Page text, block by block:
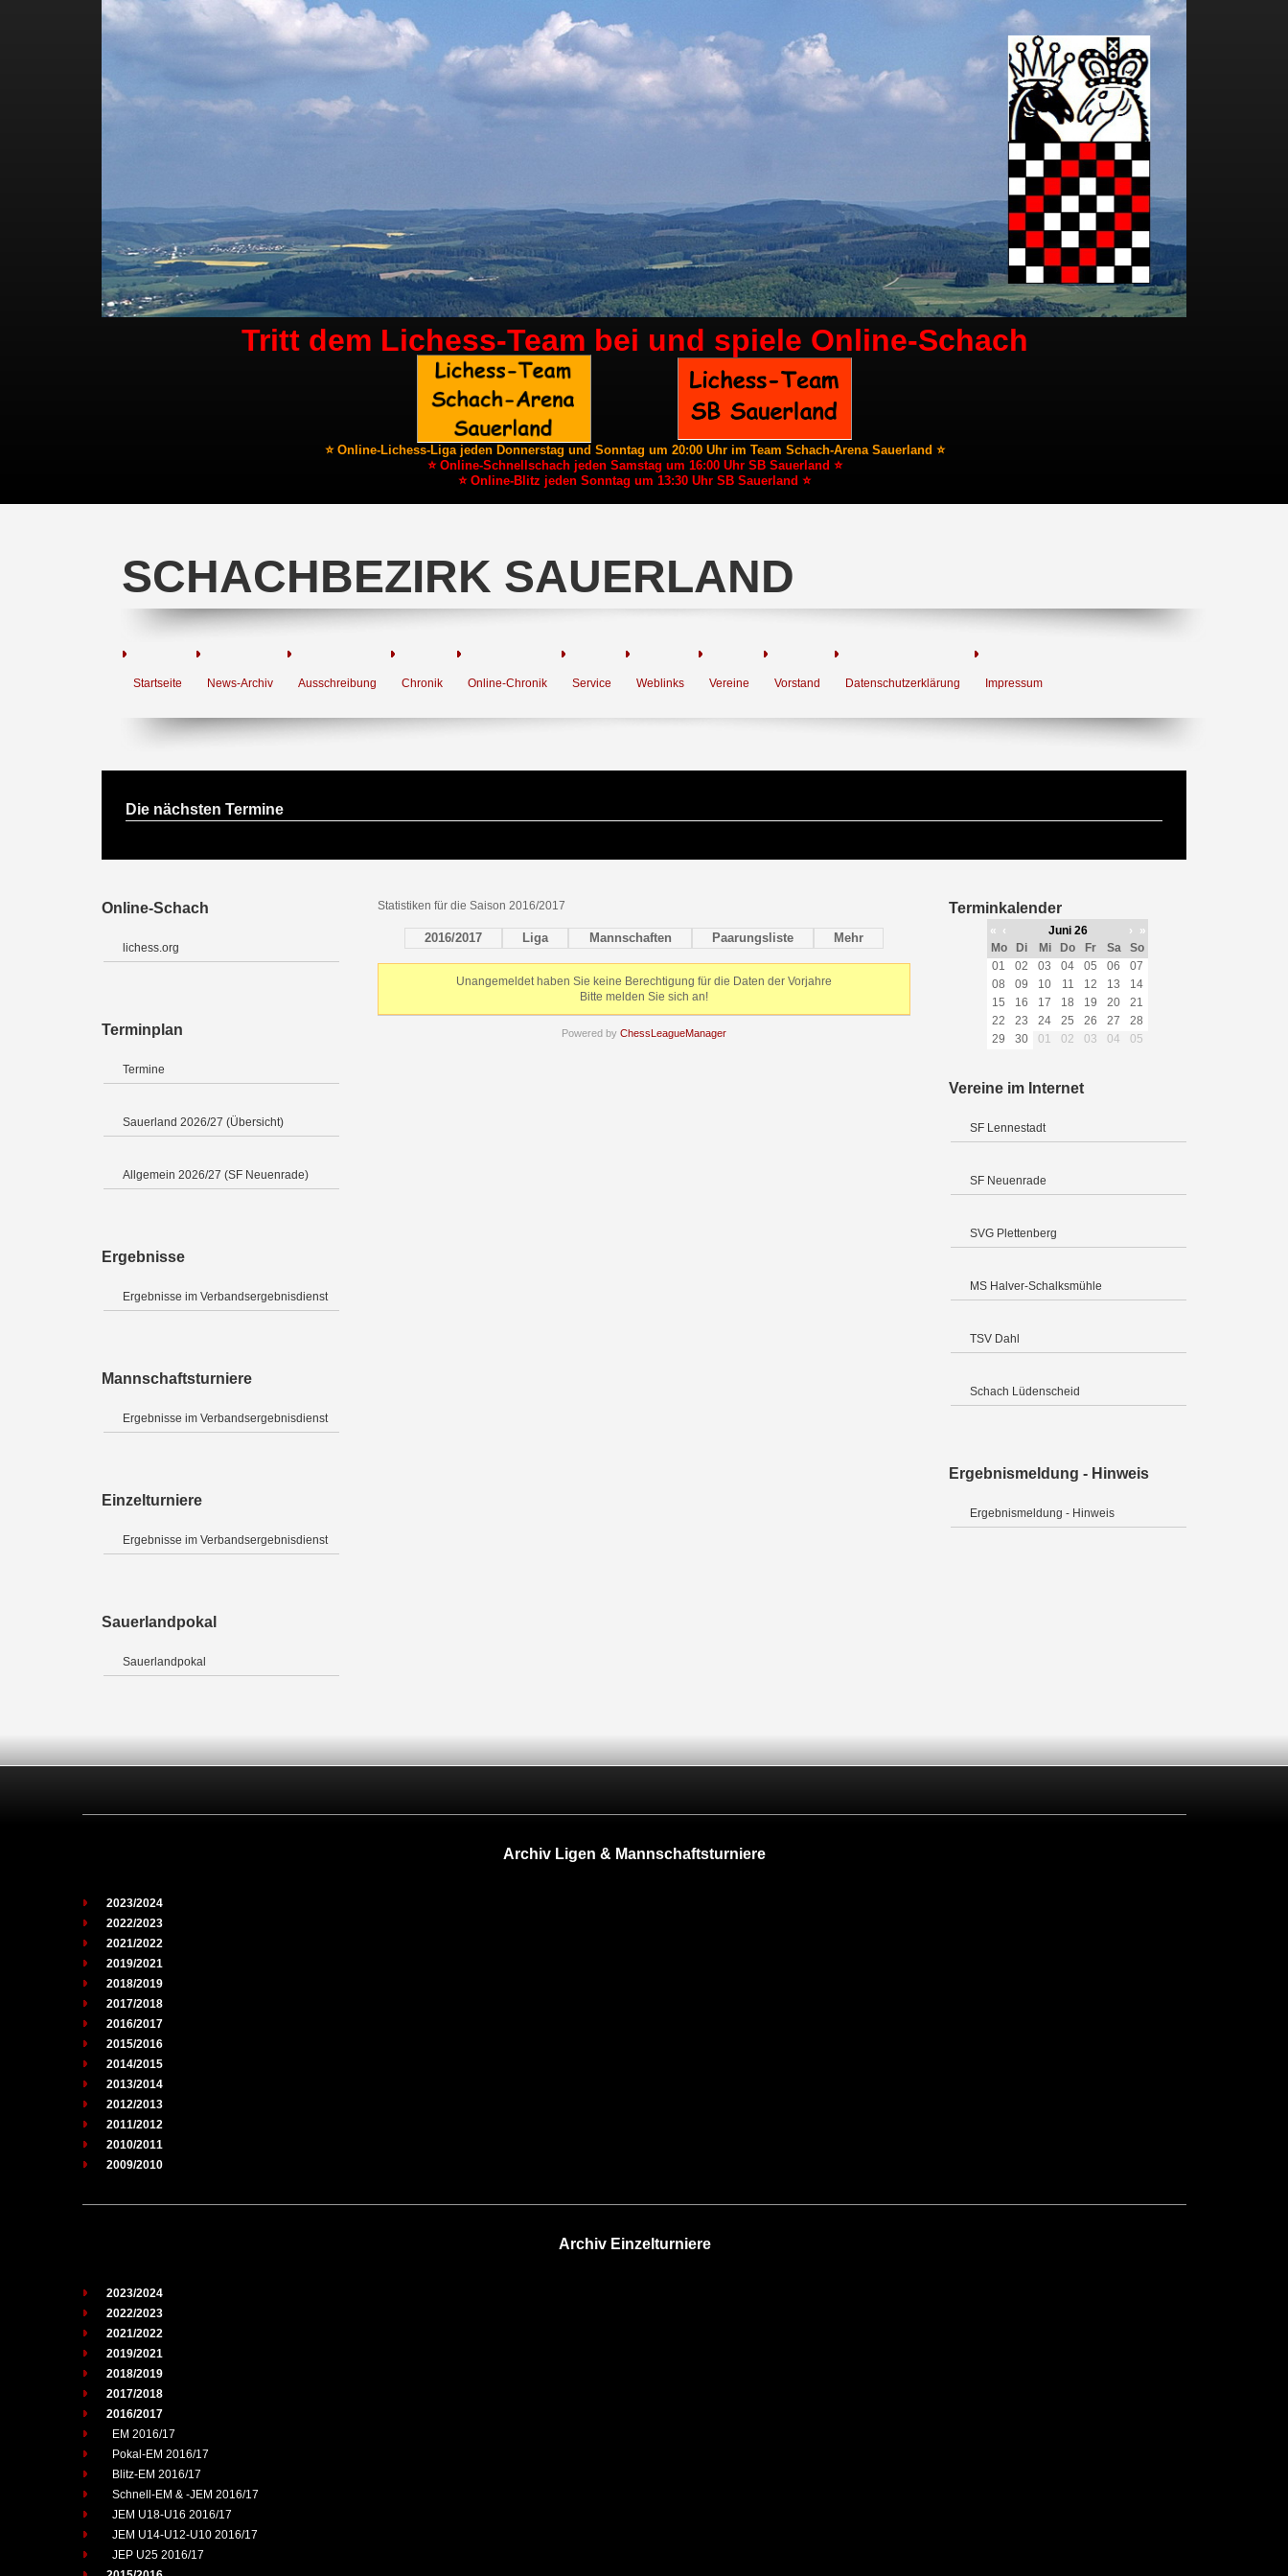
Tritt dem Lichess-Team bei und spiele Online-Schach
⭐ Online-Lichess-Liga jeden Donnerstag und Sonntag um 20:00 Uhr im Team Schach-Arena Sauerland ⭐
⭐ Online-Schnellschach jeden Samstag um 16:00 Uhr SB Sauerland ⭐
⭐ Online-Blitz jeden Sonntag um 13:30 Uhr SB Sauerland ⭐
SCHACHBEZIRK SAUERLAND
Startseite News-Archiv Ausschreibung Chronik Online-Chronik Service Weblinks Vereine Vorstand Datenschutzerklärung Impressum
Die nächsten Termine
Online-Schach
lichess.org
Terminplan
Termine
Sauerland 2026/27 (Übersicht)
Allgemein 2026/27 (SF Neuenrade)
Ergebnisse
Ergebnisse im Verbandsergebnisdienst
Mannschaftsturniere
Ergebnisse im Verbandsergebnisdienst
Einzelturniere
Ergebnisse im Verbandsergebnisdienst
Sauerlandpokal
Sauerlandpokal
Statistiken für die Saison 2016/2017
2016/2017 Liga Mannschaften Paarungsliste Mehr
Unangemeldet haben Sie keine Berechtigung für die Daten der Vorjahre
Bitte melden Sie sich an!
Powered by ChessLeagueManager
Terminkalender
« ‹ Juni 26 ›
»
Mo
Di Mi Do Fr Sa
So
01
02 03 04 05 06
07
08
09 10 11 12 13
14
15
16 17 18 19 20
21
22
23 24 25 26 27
28
29
30 01 02 03 04 05
Vereine im Internet
SF Lennestadt
SF Neuenrade
SVG Plettenberg
MS Halver-Schalksmühle
TSV Dahl
Schach Lüdenscheid
Ergebnismeldung - Hinweis
Ergebnismeldung - Hinweis
Archiv Ligen & Mannschaftsturniere
2023/2024
2022/2023
2021/2022
2019/2021
2018/2019
2017/2018
2016/2017
2015/2016
2014/2015
2013/2014
2012/2013
2011/2012
2010/2011
2009/2010
Archiv Einzelturniere
2023/2024
2022/2023
2021/2022
2019/2021
2018/2019
2017/2018
2016/2017
EM 2016/17
Pokal-EM 2016/17
Blitz-EM 2016/17
Schnell-EM & -JEM 2016/17
JEM U18-U16 2016/17
JEM U14-U12-U10 2016/17
JEP U25 2016/17